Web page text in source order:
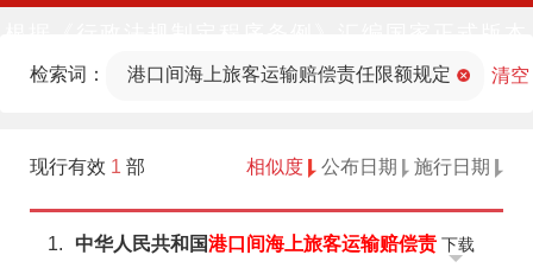
法部官网)同步公布
检索词： 港口间海上旅客运输赔偿责任限额规定 清空
现行有效 1 部 相似度 公布日期 施行日期
1. 中华人民共和国港口 间海上旅客运输赔偿责 下载